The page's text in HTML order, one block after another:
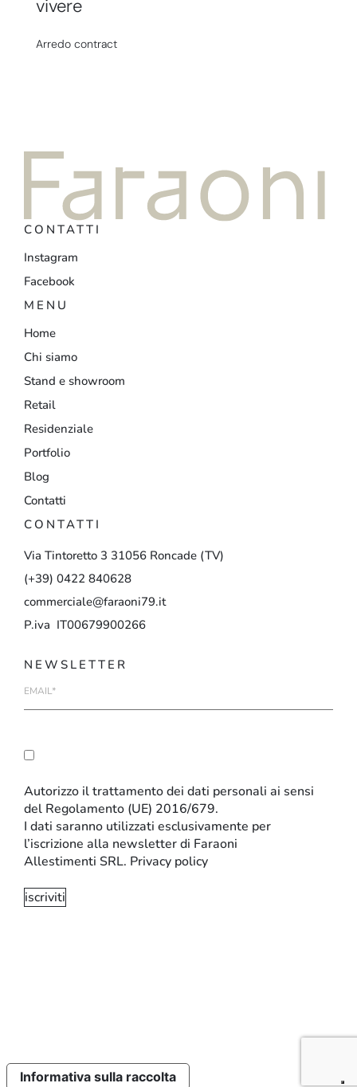
vivere
Arredo contract
CONTATTI
Instagram
Facebook
MENU
Home
Chi siamo
Stand e showroom
Retail
Residenziale
Portfolio
Blog
Contatti
CONTATTI
Via Tintoretto 3 31056 Roncade (TV)
(+39) 0422 840628
commerciale@faraoni79.it
P.iva IT00679900266
NEWSLETTER
mail
Autorizzo il trattamento dei dati personali ai sensi
del Regolamento (UE) 2016/679.
I dati saranno utilizzati esclusivamente per
l’iscrizione alla newsletter di Faraoni
Allestimenti SRL. Privacy policy
Informativa sulla raccolta